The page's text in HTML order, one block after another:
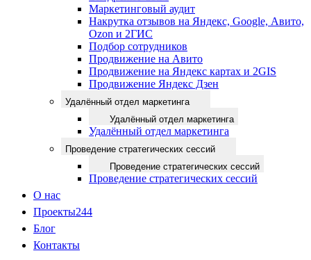
Маркетинговый аудит
Накрутка отзывов на Яндекс, Google, Авито,
Ozon и 2ГИС
Подбор сотрудников
Продвижение на Авито
Продвижение на Яндекс картах и 2GIS
Продвижение Яндекс Дзен
Удалённый отдел маркетинга
Удалённый отдел маркетинга
Удалённый отдел маркетинга
Проведение стратегических сессий
Проведение стратегических сессий
Проведение стратегических сессий
О нас
Проекты244
Блог
Контакты